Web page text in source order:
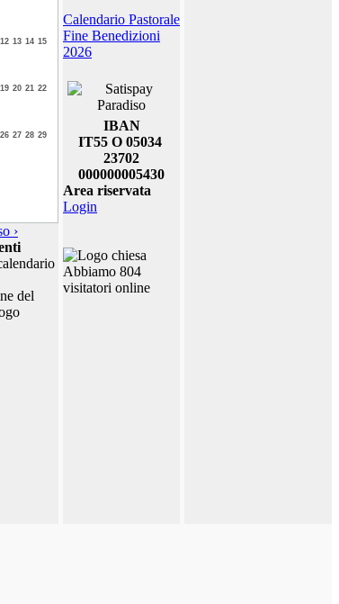
12 13 14 15
19 20 21 22
26 27 28 29
›
Calendario Pastorale
Fine Benedizioni
2026
IBAN
IT55 O 05034
23702
000000005430
Area riservata
Login
Abbiamo 804
visitatori online